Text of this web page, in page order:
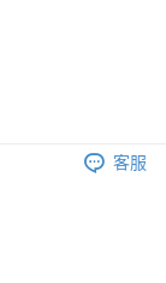
客服